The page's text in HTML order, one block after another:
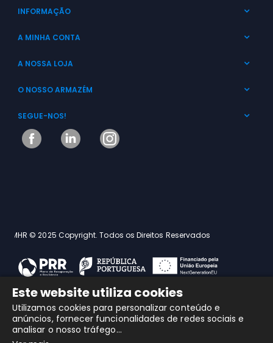
INFORMAÇÃO
A MINHA CONTA
A NOSSA LOJA
O NOSSO ARMAZÉM
SEGUE-NOS!
MHR © 2025 Copyright. Todos os Direitos Reservados
Este website utiliza cookies
Utilizamos cookies para personalizar conteúdo e
anúncios, fornecer funcionalidades de redes sociais e
analisar o nosso tráfego...